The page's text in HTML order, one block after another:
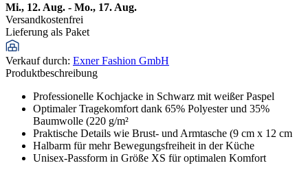
Mi., 12. Aug. - Mo., 17. Aug.
Versandkostenfrei
Lieferung als Paket
Verkauf durch: Exner Fashion GmbH
Produktbeschreibung
Professionelle Kochjacke in Schwarz mit weißer Paspel
Optimaler Tragekomfort dank 65% Polyester und 35%
Baumwolle (220 g/m²
Praktische Details wie Brust- und Armtasche (9 cm x 12 cm
Halbarm für mehr Bewegungsfreiheit in der Küche
Unisex-Passform in Größe XS für optimalen Komfort